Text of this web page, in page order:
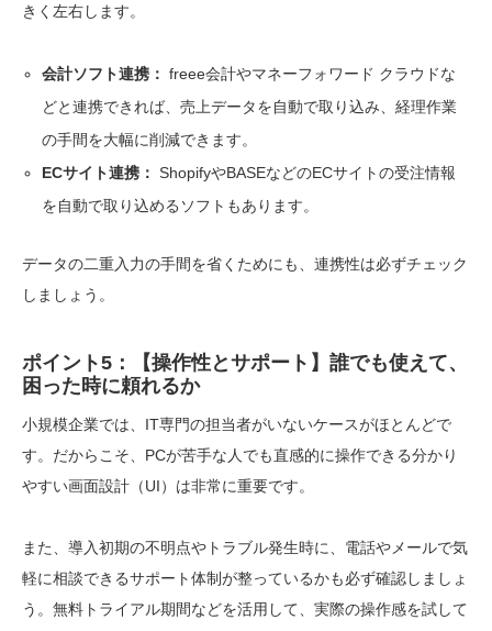
きく左右します。
会計ソフト連携： freee会計やマネーフォワード クラウドな
どと連携できれば、売上データを自動で取り込み、経理作業
の手間を大幅に削減できます。
ECサイト連携： ShopifyやBASEなどのECサイトの受注情報
を自動で取り込めるソフトもあります。
データの二重入力の手間を省くためにも、連携性は必ずチェック
しましょう。
ポイント5：【操作性とサポート】誰でも使えて、
困った時に頼れるか
小規模企業では、IT専門の担当者がいないケースがほとんどで
す。だからこそ、PCが苦手な人でも直感的に操作できる分かり
やすい画面設計（UI）は非常に重要です。
また、導入初期の不明点やトラブル発生時に、電話やメールで気
軽に相談できるサポート体制が整っているかも必ず確認しましょ
う。無料トライアル期間などを活用して、実際の操作感を試して